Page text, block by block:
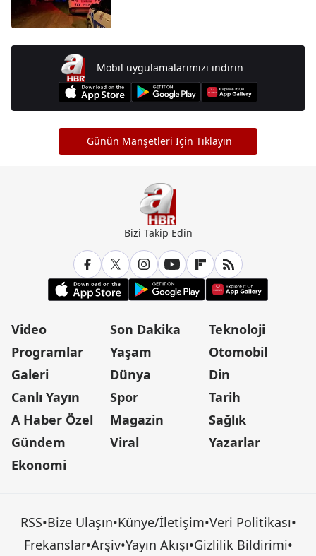
Mobil uygulamalarımızı indirin
Günün Manşetleri İçin Tıklayın
Bizi Takip Edin
Video
Programlar
Galeri
Canlı Yayın
A Haber Özel
Gündem
Ekonomi
Son Dakika
Yaşam
Dünya
Spor
Magazin
Viral
Teknoloji
Otomobil
Din
Tarih
Sağlık
Yazarlar
RSS•Bize Ulaşın•Künye/İletişim•Veri Politikası•
Frekanslar•Arşiv•Yayın Akışı•Gizlilik Bildirimi•